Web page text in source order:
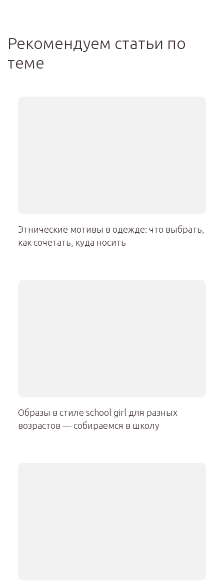
Рекомендуем статьи по
теме
Этнические мотивы в одежде: что выбрать,
как сочетать, куда носить
Образы в стиле school girl для разных
возрастов — собираемся в школу